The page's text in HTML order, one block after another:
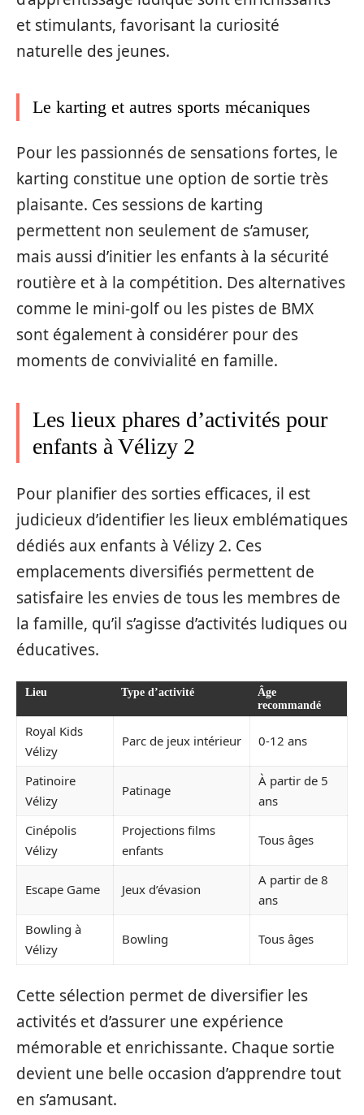
et stimulants, favorisant la curiosité
naturelle des jeunes.
Le karting et autres sports mécaniques
Pour les passionnés de sensations fortes, le
karting constitue une option de sortie très
plaisante. Ces sessions de karting
permettent non seulement de s’amuser,
mais aussi d’initier les enfants à la sécurité
routière et à la compétition. Des alternatives
comme le mini-golf ou les pistes de BMX
sont également à considérer pour des
moments de convivialité en famille.
Les lieux phares d’activités pour
enfants à Vélizy 2
Pour planifier des sorties efficaces, il est
judicieux d’identifier les lieux emblématiques
dédiés aux enfants à Vélizy 2. Ces
emplacements diversifiés permettent de
satisfaire les envies de tous les membres de
la famille, qu’il s’agisse d’activités ludiques ou
éducatives.
Lieu Type d’activité
Âge
recommandé
Royal Kids
Vélizy
Parc de jeux intérieur 0-12 ans
Patinoire
Vélizy
Patinage
À partir de 5
ans
Cinépolis
Vélizy
Projections films
enfants
Tous âges
Escape Game Jeux d’évasion
A partir de 8
ans
Bowling à
Vélizy
Bowling Tous âges
Cette sélection permet de diversifier les
activités et d’assurer une expérience
mémorable et enrichissante. Chaque sortie
devient une belle occasion d’apprendre tout
en s’amusant.